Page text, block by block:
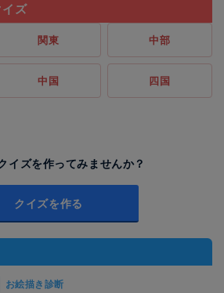
ズ
関東 中部
中国 四国
イズを作ってみませんか？
クイズを作る
お絵描き診断